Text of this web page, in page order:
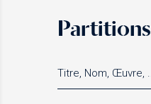
Partitions